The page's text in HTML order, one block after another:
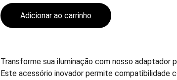
Adicionar ao carrinho
Transforme sua iluminação com nosso adaptador
Este acessório inovador permite compatibilidade